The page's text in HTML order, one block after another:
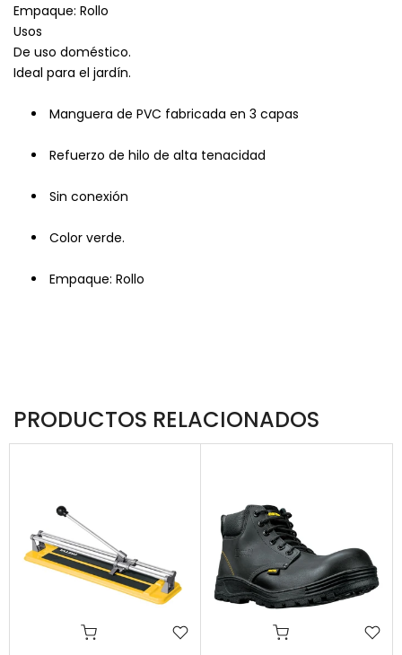
Empaque: Rollo
Usos
De uso doméstico.
Ideal para el jardín.
Manguera de PVC fabricada en 3 capas
Refuerzo de hilo de alta tenacidad
Sin conexión
Color verde.
Empaque: Rollo
PRODUCTOS RELACIONADOS